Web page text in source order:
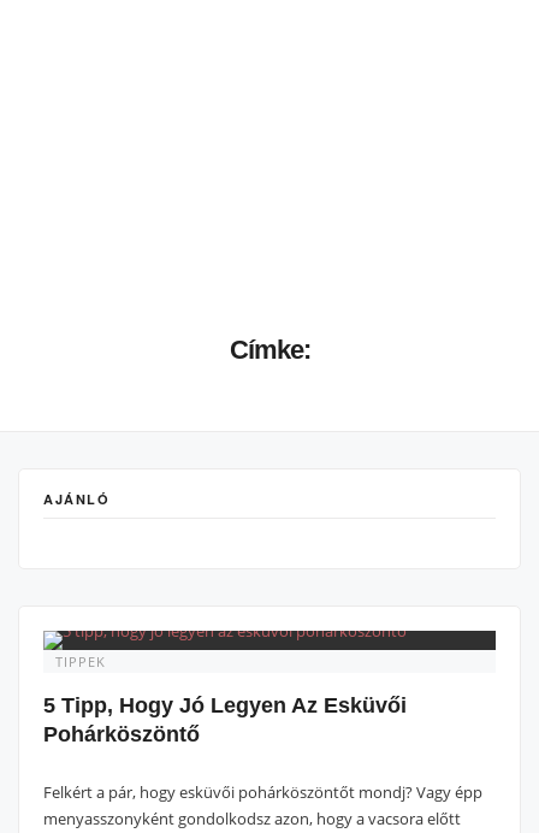
Címke:
AJÁNLÓ
TIPPEK
5 Tipp, Hogy Jó Legyen Az Esküvői
Pohárköszöntő
Felkért a pár, hogy esküvői pohárköszöntőt mondj? Vagy épp
menyasszonyként gondolkodsz azon, hogy a vacsora előtt